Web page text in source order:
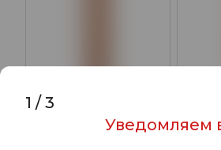
1 /3
Уведомляем